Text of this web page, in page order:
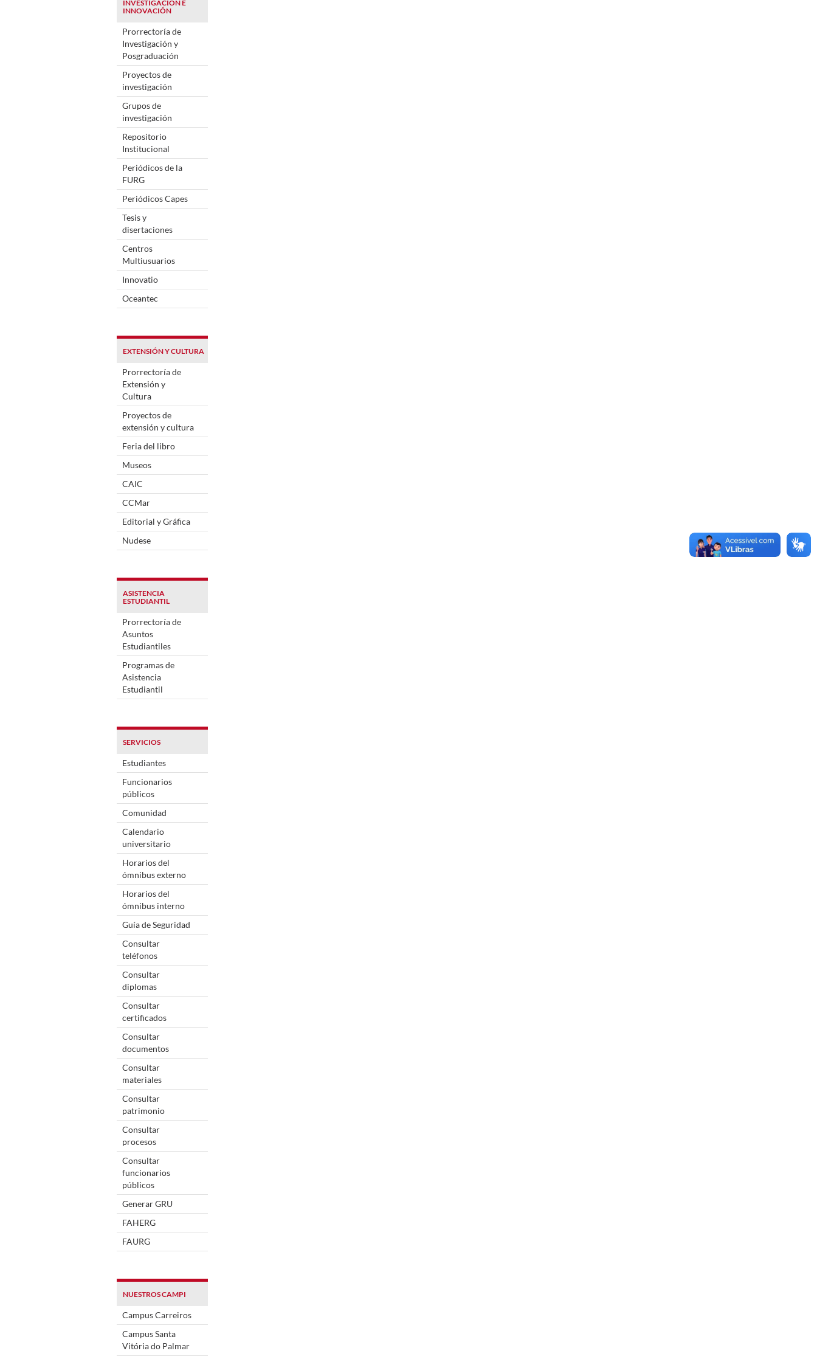
INVESTIGACIÓN E
INNOVACIÓN
Prorrectoría de
Investigación y
Posgraduación
Proyectos de
investigación
Grupos de
investigación
Repositorio
Institucional
Periódicos de la
FURG
Periódicos Capes
Tesis y
disertaciones
Centros
Multiusuarios
Innovatio
Oceantec
EXTENSIÓN Y CULTURA
Prorrectoría de
Extensión y
Cultura
Proyectos de
extensión y cultura
Feria del libro
Museos
CAIC
CCMar
Editorial y Gráfica
Nudese
ASISTENCIA
ESTUDIANTIL
Prorrectoría de
Asuntos
Estudiantiles
Programas de
Asistencia
Estudiantil
SERVICIOS
Estudiantes
Funcionarios
públicos
Comunidad
Calendario
universitario
Horarios del
ómnibus externo
Horarios del
ómnibus interno
Guía de Seguridad
Consultar
teléfonos
Consultar
diplomas
Consultar
certificados
Consultar
documentos
Consultar
materiales
Consultar
patrimonio
Consultar
procesos
Consultar
funcionarios
públicos
Generar GRU
FAHERG
FAURG
NUESTROS CAMPI
Campus Carreiros
Campus Santa
Vitória do Palmar